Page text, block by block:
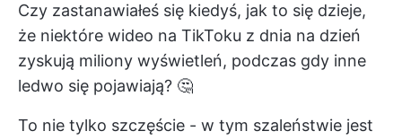
Czy zastanawiałeś się kiedyś, jak to się dzieje,
że niektóre wideo na TikToku z dnia na dzień
zyskują miliony wyświetleń, podczas gdy inne
ledwo się pojawiają? 🤔
To nie tylko szczęście - w tym szaleństwie jest